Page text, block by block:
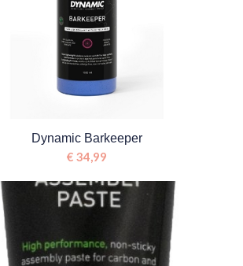
Dynamic Barkeeper
€ 34,99